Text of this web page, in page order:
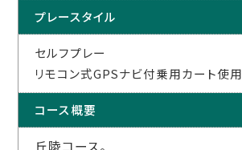
プレースタイル
セルフプレー
リモコン式GPSナビ付乗用カート使用
コース概要